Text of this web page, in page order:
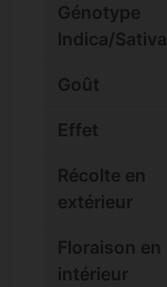
Génotype
Indica/Sativa
Goût
Effet
Récolte en
extérieur
Floraison en
intérieur